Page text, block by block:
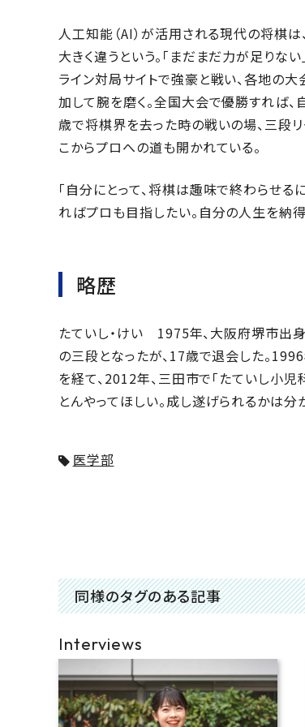
人工知能（AI）が活用される現代の将棋は
大きく違うという。「まだまだ力が足りない
ライン対局サイトで強豪と戦い、各地の大
加して腕を磨く。全国大会で優勝すれば、
歳で将棋界を去った時の戦いの場、三段
こからプロへの道も開かれている。
「自分にとって、将棋は趣味で終わらせる
ればプロも目指したい。自分の人生を納
略歴
たていし・けい 1975年、大阪府堺市出
の三段となったが、17歳で退会した。
を経て、2012年、三田市で「たていし小
とんやってほしい。成し遂げられるかは分
医学部
同様のタグのある記事
Interviews